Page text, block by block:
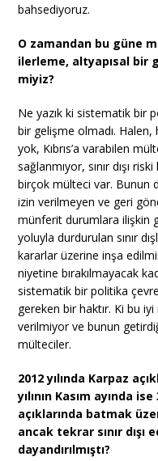
bahsediyoruz.
O zamandan bu güne
ilerleme, altyapısal bir
miyiz?
Ne yazık ki sistematik bir
bir gelişme olmadı.
yok, Kıbrıs’a varabilen
sağlanmıyor, sınır dışı
birçok mülteci var. Bunun
izin verilmeyen ve geri
münferit durumlara ilişkin
yoluyla durdurulan sınır
kararlar üzerine inşa
niyetine bırakılmayacak
sistematik bir politika
gereken bir haktır. Ki bu
verilmiyor ve bunun
mülteciler.
2012 yılında Karpaz
yılının Kasım ayında
açıklarında batmak
ancak tekrar sınır dışı
dayandırılmıştı?